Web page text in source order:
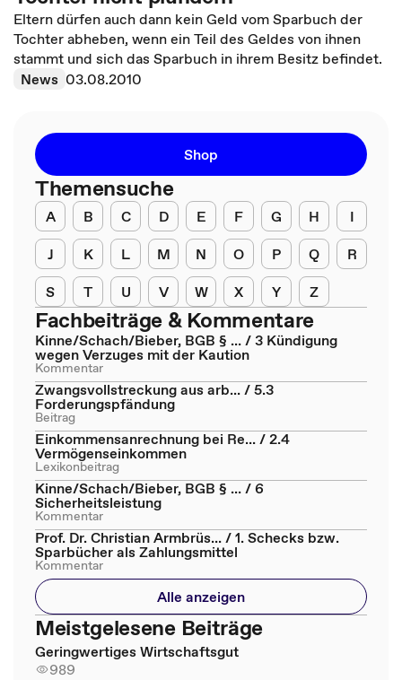
Eltern dürfen auch dann kein Geld vom Sparbuch der
Tochter abheben, wenn ein Teil des Geldes von ihnen
stammt und sich das Sparbuch in ihrem Besitz befindet.
News 03.08.2010
Shop
Themensuche
A B C D E F G H
I
J
K L M N O P Q
R
S
T U V W X Y Z
Fachbeiträge & Kommentare
Kinne/Schach/Bieber, BGB § ... / 3 Kündigung
wegen Verzuges mit der Kaution
Kommentar
Zwangsvollstreckung aus arb... / 5.3
Forderungspfändung
Beitrag
Einkommensanrechnung bei Re... / 2.4
Vermögenseinkommen
Lexikonbeitrag
Kinne/Schach/Bieber, BGB § ... / 6
Sicherheitsleistung
Kommentar
Prof. Dr. Christian Armbrüs... / 1. Schecks bzw.
Sparbücher als Zahlungsmittel
Kommentar
Alle anzeigen
Meistgelesene Beiträge
Geringwertiges Wirtschaftsgut
989